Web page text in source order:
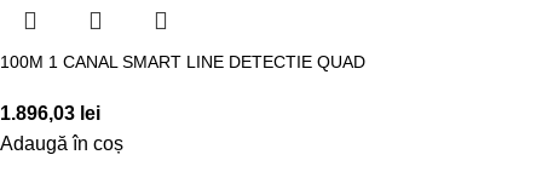
100M 1 CANAL SMART LINE DETECTIE QUAD
1.896,03 lei
Adaugă în coș